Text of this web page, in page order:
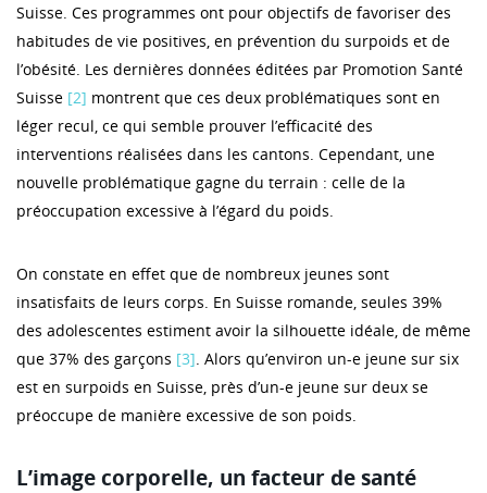
Suisse. Ces programmes ont pour objectifs de favoriser des
habitudes de vie positives, en prévention du surpoids et de
l’obésité. Les dernières données éditées par Promotion Santé
Suisse [2] montrent que ces deux problématiques sont en
léger recul, ce qui semble prouver l’efficacité des
interventions réalisées dans les cantons. Cependant, une
nouvelle problématique gagne du terrain : celle de la
préoccupation excessive à l’égard du poids.
On constate en effet que de nombreux jeunes sont
insatisfaits de leurs corps. En Suisse romande, seules 39%
des adolescentes estiment avoir la silhouette idéale, de même
que 37% des garçons [3]. Alors qu’environ un-e jeune sur six
est en surpoids en Suisse, près d’un-e jeune sur deux se
préoccupe de manière excessive de son poids.
L’image corporelle, un facteur de santé